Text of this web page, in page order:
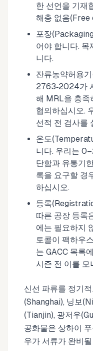
한 선언을 기재
해충 없음
포장
어야 합니다.
니다.
잔류농약허용
2763‑2024가
해 MRL을 충족
협의하십시오.
선적 전 검사를
온도
니다. 우리는
단함과 유통기
록을 요구할 경
하십시오.
등록
따른 공장 등록
에는 필요하지
토콜이 팩하우
는 GACC 목록
시즌 전 이를 모
신선 파류를 정기
(Shanghai), 닝보
(Tianjin), 광저우
공화물은 상하이
우가 서류가 완비